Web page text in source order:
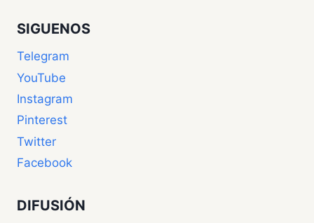
SIGUENOS
Telegram
YouTube
Instagram
Pinterest
Twitter
Facebook
DIFUSIÓN